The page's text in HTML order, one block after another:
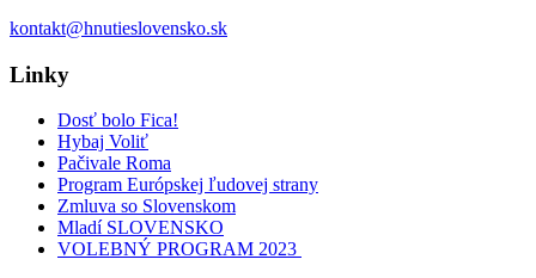
kontakt@hnutieslovensko.sk
Linky
Dosť bolo Fica!
Hybaj Voliť
Pačivale Roma
Program Európskej ľudovej strany
Zmluva so Slovenskom
Mladí SLOVENSKO
VOLEBNÝ PROGRAM 2023